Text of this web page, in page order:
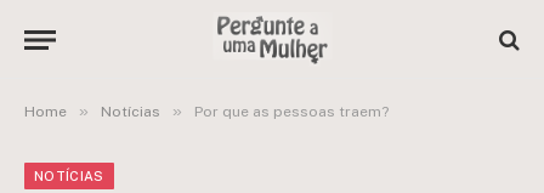
Home » Notícias » Por que as pessoas traem?
NOTÍCIAS